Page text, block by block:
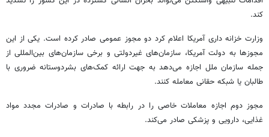
کند.
وزارت خزانه داری آمریکا اعلام کرد دو مجوز عمومی صادر کرده است. یکی از این
مجوزها به دولت آمریکا، سازمان‌های غیردولتی و برخی سازمان‌های بین‌المللیاز
جمله سازمان ملل اجازه می‌دهد به جهت ارائه کمک‌های بشردوستانه ضروری با
طالبان یا شبکه حقانی معامله کنند.
مجوز دوم اجازه معاملات خاصی رادر رابطه با صادرات و صادرات مجدد مواد
غذایی، دارویی و پزشکی صادر می‌کند.